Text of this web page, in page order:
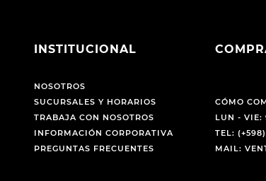
INSTITUCIONAL
NOSOTROS
SUCURSALES Y HORARIOS
TRABAJA CON NOSOTROS
INFORMACIÓN CORPORATIVA
PREGUNTAS FRECUENTES
CÓMO
LUN - VIE:
TEL: (+598)
MAIL: